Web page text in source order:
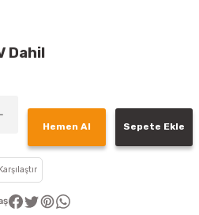
Dahil
Hemen Al Sepete Ekle
Karşılaştır